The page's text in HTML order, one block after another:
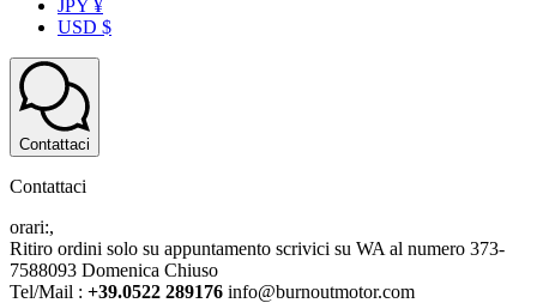
JPY ¥
USD $
Contattaci
Contattaci
orari:,
Ritiro ordini solo su appuntamento scrivici su WA al numero 373-
7588093 Domenica Chiuso
Tel/Mail : +39.0522 289176 info@burnoutmotor.com